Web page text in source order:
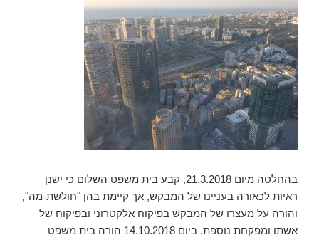
בהחלטה מיום 21.3.2018, קבע בית משפט השלום כי ישנן
ראיות לכאורה בעניינו של המבקש, אך קיימת בהן "חולשת-מה",
והורה על מעצרו של המבקש בפיקוח אלקטרוני ובפיקוח של
אשתו ומפקחת נוספת. ביום 14.10.2018 הורה בית משפט